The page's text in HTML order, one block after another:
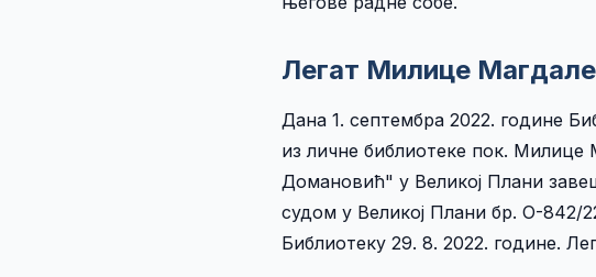
Легат Милице
Дана 1. септембра 2022. године
из личне библиотеке пок. Милице
Домановић" у Великој Плани
судом у Великој Плани бр. О-842/
Библиотеку 29. 8. 2022. године.